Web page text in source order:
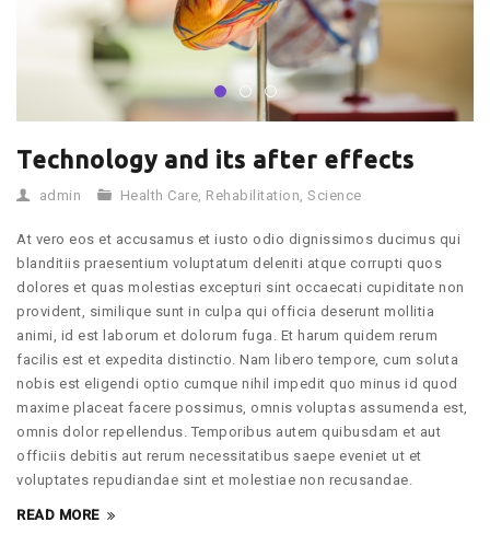
Technology and its after effects
admin Health Care, Rehabilitation, Science
At vero eos et accusamus et iusto odio dignissimos ducimus qui
blanditiis praesentium voluptatum deleniti atque corrupti quos
dolores et quas molestias excepturi sint occaecati cupiditate non
provident, similique sunt in culpa qui officia deserunt mollitia
animi, id est laborum et dolorum fuga. Et harum quidem rerum
facilis est et expedita distinctio. Nam libero tempore, cum soluta
nobis est eligendi optio cumque nihil impedit quo minus id quod
maxime placeat facere possimus, omnis voluptas assumenda est,
omnis dolor repellendus. Temporibus autem quibusdam et aut
officiis debitis aut rerum necessitatibus saepe eveniet ut et
voluptates repudiandae sint et molestiae non recusandae.
READ MORE